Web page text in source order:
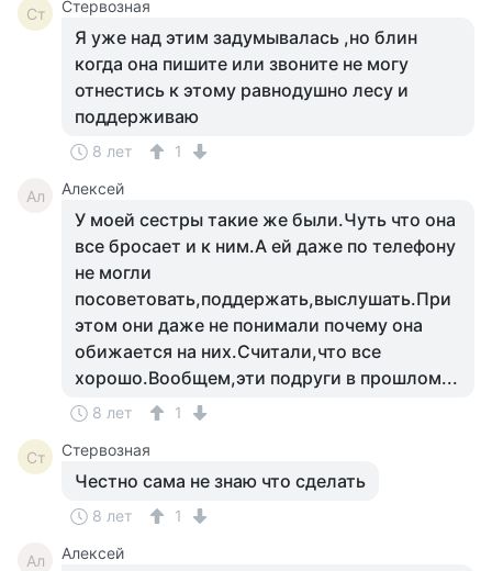
Ст Стервозная
Я уже над этим задумывалась ,но блин
когда она пишите или звоните не могу
отнестись к этому равнодушно лесу и
поддерживаю
8 лет 1
Ал Алексей
У моей сестры такие же были.Чуть что она
все бросает и к ним.А ей даже по телефону
не могли
посоветовать,поддержать,выслушать.При
этом они даже не понимали почему она
обижается на них.Считали,что все
хорошо.Вообщем,эти подруги в прошлом...
8 лет 1
Ст Стервозная
Честно сама не знаю что сделать
8 лет 1
Ал Алексей